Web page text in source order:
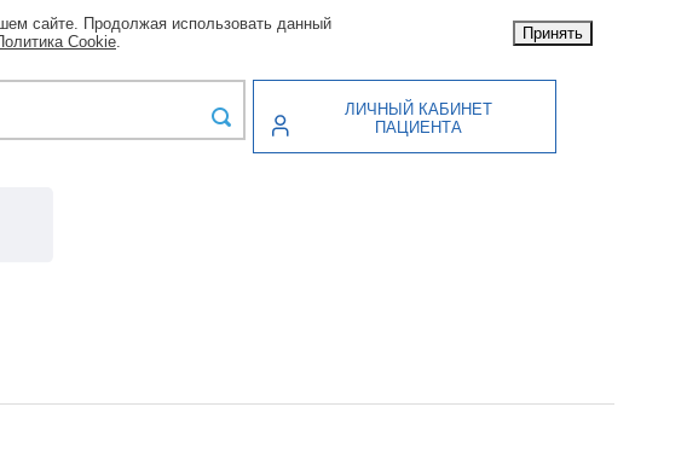
ЛИЧНЫЙ КАБИНЕТ
ПАЦИЕНТА
сайте. Продолжая использовать данный
Cookie. Принять